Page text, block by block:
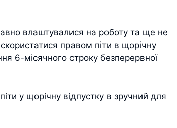
влаштувалися на роботу та ще не
правом піти в щорічну
6-місячного строку безперервної
у щорічну відпустку в зручний для